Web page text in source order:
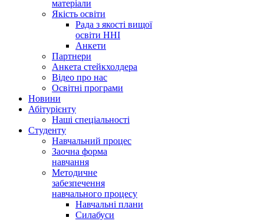
матеріали
Якість освіти
Рада з якості вищої
освіти ННІ
Анкети
Партнери
Анкета стейкхолдера
Відео про нас
Освітні програми
Hовини
Абітурієнту
Наші спеціальності
Студенту
Навчальний процес
Заочна форма
навчання
Методичне
забезпечення
навчального процесу
Навчальні плани
Силабуси